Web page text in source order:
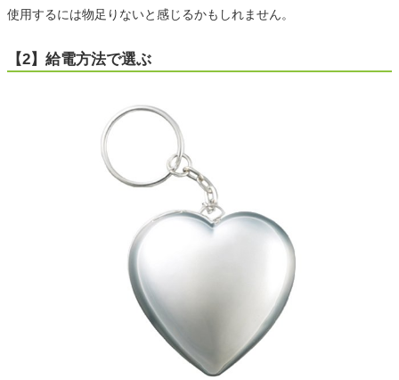
使用するには物足りないと感じるかもしれません。
【2】給電方法で選ぶ